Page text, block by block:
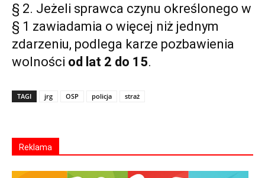
§ 2. Jeżeli sprawca czynu określonego w
§ 1 zawiadamia o więcej niż jednym
zdarzeniu, podlega karze pozbawienia
wolności od lat 2 do 15.
TAGI jrg OSP policja straż
Reklama